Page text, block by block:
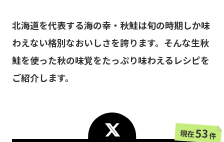
北海道を代表する海の幸・秋鮭は旬の時期しか味
わえない格別なおいしさを誇ります。そんな生秋
鮭を使った秋の味覚をたっぷり味わえるレシピを
ご紹介します。
現在53件